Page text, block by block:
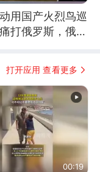
用国产火烈鸟巡
打俄罗斯，俄军
打开应用 查看更多
00:19